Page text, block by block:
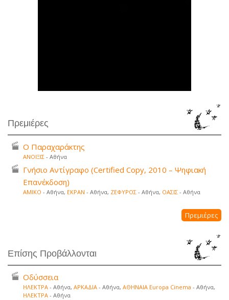
Πρεμιέρες
Ο Παραχαράκτης
ΑΝΟΙΞΙΣ - Αθήνα
Γνήσιο Αντίγραφο (Certified Copy, 2010 – Ψηφιακή
Επανέκδοση)
ΑΜΙΚΟ - Αθήνα, ΕΚΡΑΝ - Αθήνα, ΖΕΦΥΡΟΣ - Αθήνα, ΟΑΣΙΣ - Αθήνα
Πρεμιέρες
Επίσης Προβάλλονται
Οδύσσεια
ΗΛΕΚΤΡΑ - Αθήνα, ΑΡΚΑΔΙΑ - Αθήνα, ΑΘΗΝΑΙΑ Europa Cinema - Αθήνα,
ΗΛΕΚΤΡΑ - Αθήνα